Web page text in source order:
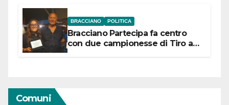
BRACCIANO POLITICA
Bracciano Partecipa fa centro
con due campionesse di Tiro a
Comuni